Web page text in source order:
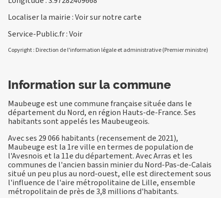
Localiser la mairie :Voir sur notre carte
Service-Public.fr :Voir
Copyright : Direction de l'information légale et administrative (Premier ministre)
Information sur la commune
Maubeuge est une commune française située dans le
département du Nord, en région Hauts-de-France. Ses
habitants sont appelés les Maubeugeois.
Avec ses 29 066 habitants (recensement de 2021),
Maubeuge est la 1re ville en termes de population de
l'Avesnois et la 11e du département. Avec Arras et les
communes de l'ancien bassin minier du Nord-Pas-de-Calais
situé un peu plus au nord-ouest, elle est directement sous
l'influence de l'aire métropolitaine de Lille, ensemble
métropolitain de près de 3,8 millions d'habitants.